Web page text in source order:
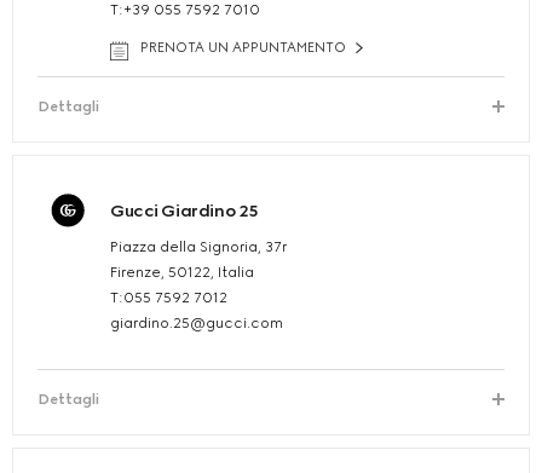
T:+39 055 7592 7010
PRENOTA UN APPUNTAMENTO
Dettagli
Gucci Giardino 25
Piazza della Signoria, 37r
Firenze, 50122, Italia
T:055 7592 7012
giardino.25@gucci.com
Dettagli